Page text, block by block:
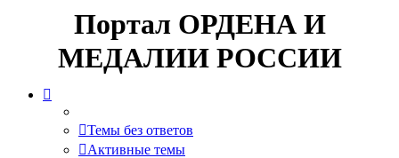
Портал ОРДЕНА И
МЕДАЛИИ РОССИИ
Темы без ответов
Активные темы